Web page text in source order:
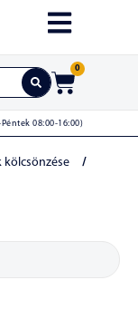
0
08:00-16:00)
kölcsönzése
/